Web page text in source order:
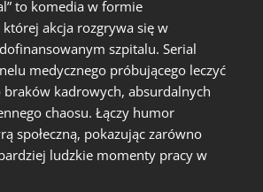
to komedia w formie
akcja rozgrywa się w
szpitalu. Serial
medycznego próbującego leczyć
kadrowych, absurdalnych
chaosu. Łączy humor
społeczną, pokazując zarówno
ludzkie momenty pracy w